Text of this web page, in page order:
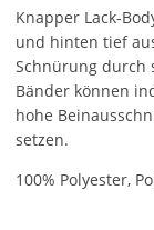
Knapper Lack-
und hinten tief
Schnürung durch
Bänder können
hohe
setzen.
100% Polyester,